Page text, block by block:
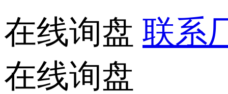
在线询盘 联系
在线询盘